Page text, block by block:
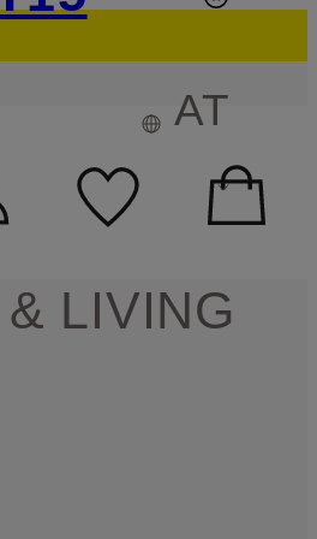
AT
LIVING